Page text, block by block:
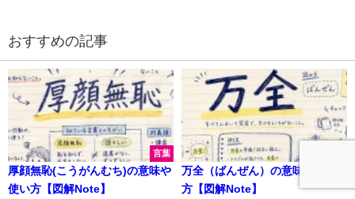
おすすめの記事
言葉
厚顔無恥(こうがんむち)の意味や
使い方【図解Note】
万全（ばんぜん）の意味や使い
方【図解Note】